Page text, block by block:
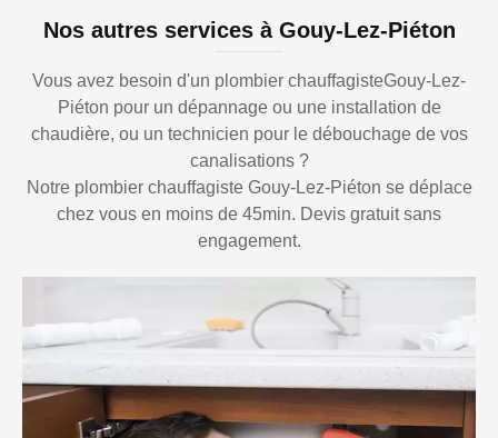
Nos autres services à Gouy-Lez-Piéton
Vous avez besoin d'un plombier chauffagisteGouy-Lez-
Piéton pour un dépannage ou une installation de
chaudière, ou un technicien pour le débouchage de vos
canalisations ?
Notre plombier chauffagiste Gouy-Lez-Piéton se déplace
chez vous en moins de 45min. Devis gratuit sans
engagement.